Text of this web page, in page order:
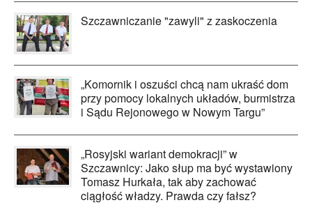
Szczawniczanie "zawyli" z zaskoczenia
„Komornik i oszuści chcą nam ukraść dom
przy pomocy lokalnych układów, burmistrza
i Sądu Rejonowego w Nowym Targu”
„Rosyjski wariant demokracji” w
Szczawnicy: Jako słup ma być wystawiony
Tomasz Hurkała, tak aby zachować
ciągłość władzy. Prawda czy fałsz?